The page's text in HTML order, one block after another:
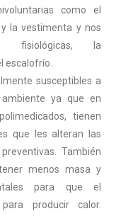
como el
la vestimenta y nos
fisiológicas, la
escalofrío.
susceptibles a
ambiente ya que en
tienen
que les alteran las
También
menos masa y
para que el
producir calor.